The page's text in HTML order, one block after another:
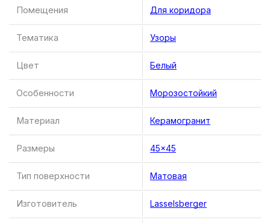
Помещения Для коридора
Тематика Узоры
Цвет Белый
Особенности Морозостойкий
Материал Керамогранит
Размеры 45×45
Тип поверхности Матовая
Изготовитель Lasselsberger